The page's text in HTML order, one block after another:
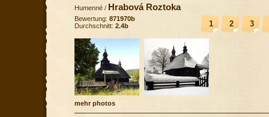
Humenné / Hrabová Roztoka
1 2 3
Bewertung: 871970b
Durchschnitt: 2.4b
mehr photos